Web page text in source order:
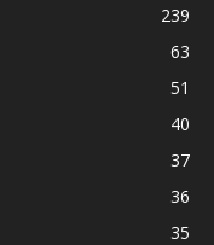
239
63
51
40
37
36
35